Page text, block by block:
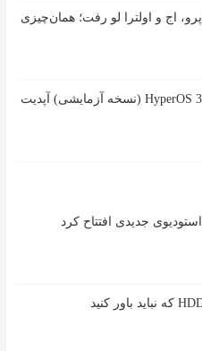
ضخامت گلکسی S26 پرو، اج و اولترا لو رفت؛ همان‌چیزی
۸ گوشی شیائومی به HyperOS 3 (نسخه آزمایشی) آپدیت